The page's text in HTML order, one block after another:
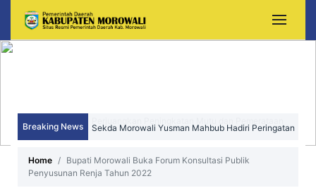
Breaking News Sekda Morowali Yusman Mahbub Hadiri Peringatan
Home
Bupati Morowali Buka Forum Konsultasi Publik
Penyusunan Renja Tahun 2022